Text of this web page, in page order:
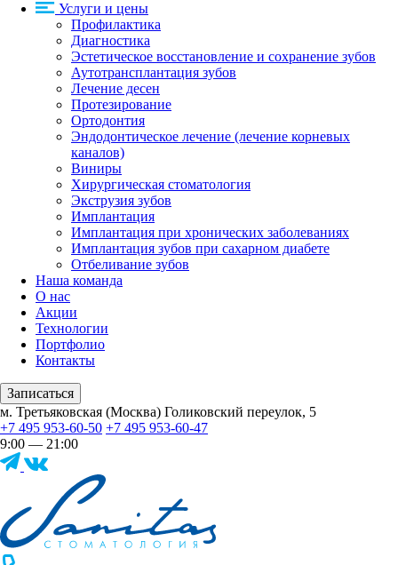
Услуги и цены
Профилактика
Диагностика
Эстетическое восстановление и сохранение зубов
Аутотрансплантация зубов
Лечение десен
Протезирование
Ортодонтия
Эндодонтическое лечение (лечение корневых
каналов)
Виниры
Хирургическая стоматология
Экструзия зубов
Имплантация
Имплантация при хронических заболеваниях
Имплантация зубов при сахарном диабете
Отбеливание зубов
Наша команда
О нас
Акции
Технологии
Портфолио
Контакты
Записаться
м. Третьяковская (Москва) Голиковский переулок, 5
+7 495 953-60-50 +7 495 953-60-47
9:00 — 21:00